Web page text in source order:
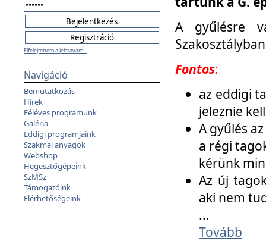
Elfelejtettem a jelszavam...
Navigáció
Bemutatkozás
Hírek
Féléves programunk
Galéria
Eddigi programjaink
Szakmai anyagok
Webshop
Hegesztőgépeink
SzMSz
Támogatóink
Elérhetőségeink
A gyűlésre
Fontos:
az eddigi
jeleznie
A gyűlés
a régi
kérünk
Az új
aki nem
...
Tovább